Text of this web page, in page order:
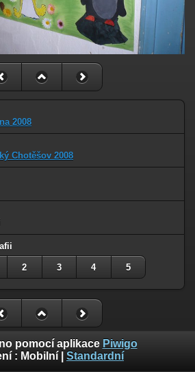
2008
Chotěšov 2008
2 3 4 5
pomocí aplikace Piwigo
: Mobilní Standardní